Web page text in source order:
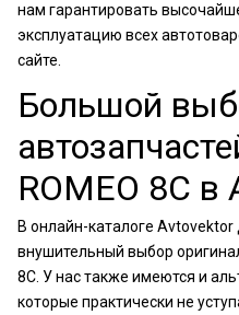
нам гарантировать
эксплуатацию всех
сайте.
Большой
ROMEO 8C в
В онлайн-каталоге Avtovektor
внушительный выбор
8C. У нас также имеются и
которые практически не